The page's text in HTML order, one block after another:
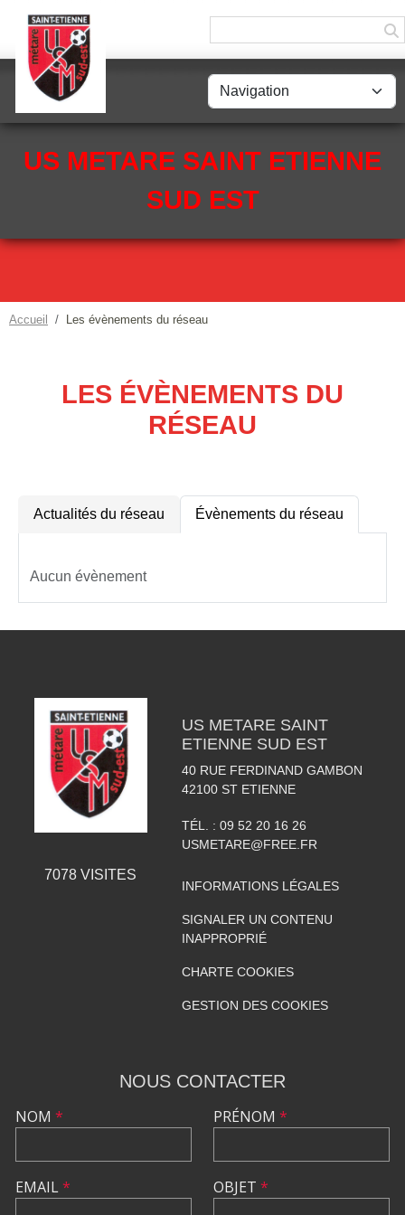
US METARE SAINT ETIENNE
SUD EST
Accueil Les évènements du réseau
LES ÉVÈNEMENTS DU
RÉSEAU
Actualités du réseau Évènements du réseau
Aucun évènement
7078 VISITES
US METARE SAINT
ETIENNE SUD EST
40 RUE FERDINAND GAMBON
42100 ST ETIENNE
TÉL. : 09 52 20 16 26
USMETARE@FREE.FR
INFORMATIONS LÉGALES
SIGNALER UN CONTENU
INAPPROPRIÉ
CHARTE COOKIES
GESTION DES COOKIES
NOUS CONTACTER
NOM *
EMAIL*
PRÉNOM *
OBJET *